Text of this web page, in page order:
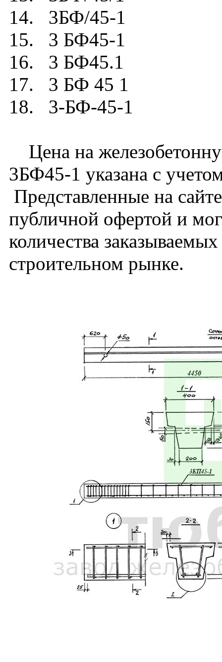
14. 3БФ/45-1
15. 3 БФ45-1
16. 3 БФ45.1
17. 3 БФ 45 1
18. 3-БФ-45-1
Цена на
3БФ45-1 указана с
Представленные на
публичной офертой и
количества
строительном рынке.